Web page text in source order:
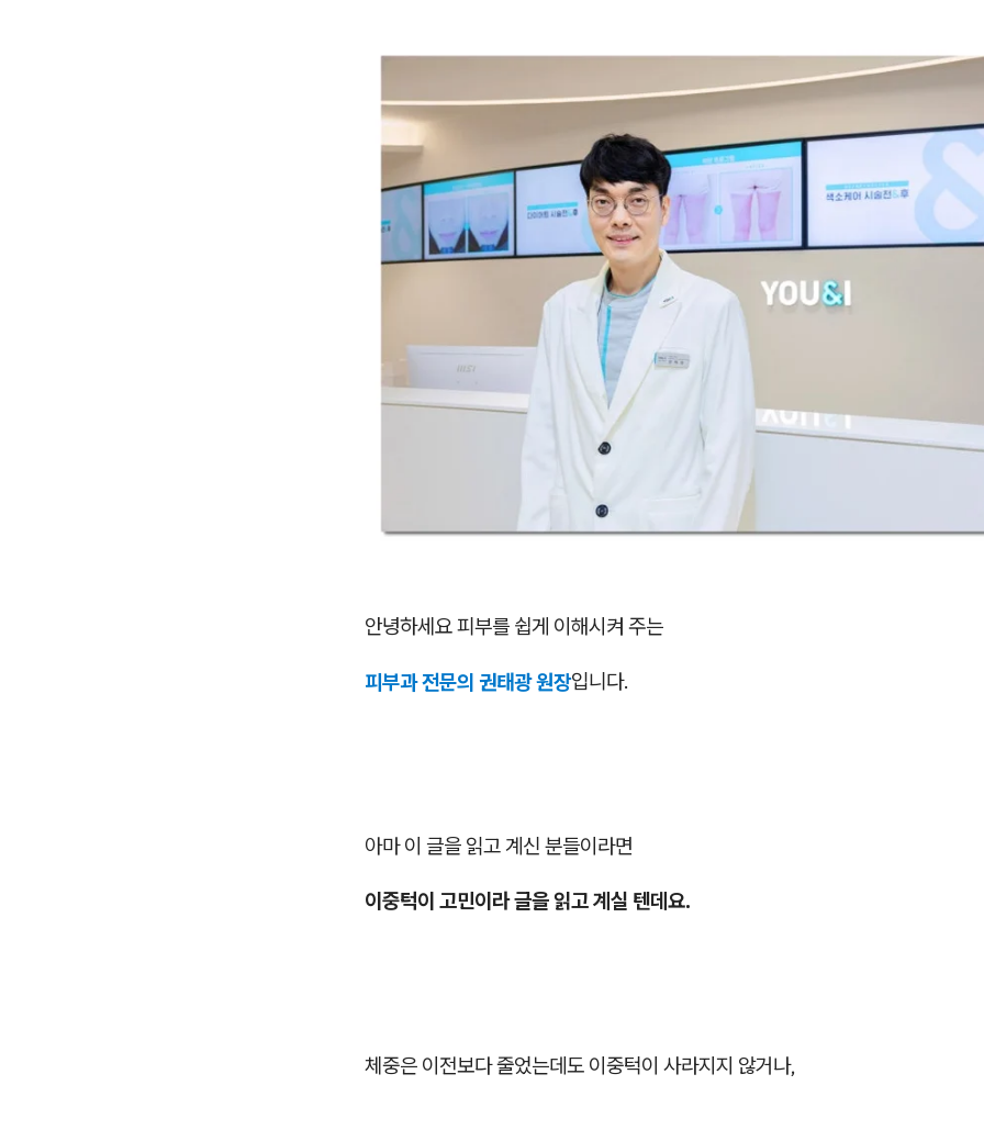
안녕하세요 피부를 쉽게 이해시켜 주는
피부과 전문의 권태광 원장입니다.
아마 이 글을 읽고 계신 분들이라면
이중턱이 고민이라 글을 읽고 계실 텐데요.
체중은 이전보다 줄었는데도 이중턱이 사라지지 않거나,